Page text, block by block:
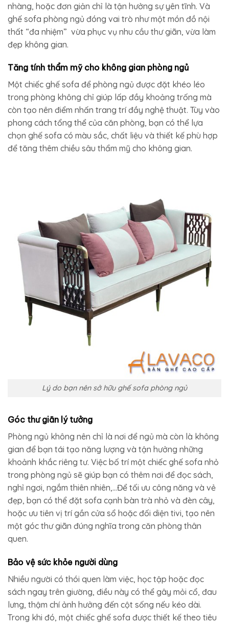
nhàng, hoặc đơn giản chỉ là tận hưởng sự yên tĩnh. Và
ghế sofa phòng ngủ​ đóng vai trò như một món đồ nội
thất “đa nhiệm” vừa phục vụ nhu cầu thư giãn, vừa làm
đẹp không gian.
Tăng tính thẩm mỹ cho không gian phòng ngủ
Một chiếc ghế sofa để phòng ngủ​ được đặt khéo léo
trong phòng không chỉ giúp lấp đầy khoảng trống mà
còn tạo nên điểm nhấn trang trí đầy nghệ thuật. Tùy vào
phong cách tổng thể của căn phòng, bạn có thể lựa
chọn ghế sofa có màu sắc, chất liệu và thiết kế phù hợp
để tăng thêm chiều sâu thẩm mỹ cho không gian.
Lý do bạn nên sở hữu ghế sofa phòng ngủ​
Góc thư giãn lý tưởng
Phòng ngủ không nên chỉ là nơi để ngủ mà còn là không
gian để bạn tái tạo năng lượng và tận hưởng những
khoảnh khắc riêng tư. Việc bố trí một chiếc ghế sofa nhỏ
trong phòng ngủ​ sẽ giúp bạn có thêm nơi để đọc sách,
nghỉ ngơi, ngắm thiên nhiên,…Để tối ưu công năng và vẻ
đẹp, bạn có thể đặt sofa cạnh bàn trà nhỏ và đèn cây,
hoặc ưu tiên vị trí gần cửa sổ hoặc đối diện tivi, tạo nên
một góc thư giãn đúng nghĩa trong căn phòng thân
quen.
Bảo vệ sức khỏe người dùng
Nhiều người có thói quen làm việc, học tập hoặc đọc
sách ngay trên giường, điều này có thể gây mỏi cổ, đau
lưng, thậm chí ảnh hưởng đến cột sống nếu kéo dài.
Trong khi đó, một chiếc ghế sofa được thiết kế theo tiêu